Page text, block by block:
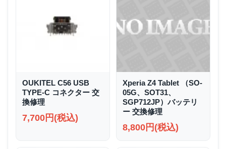
OUKITEL C56 USB
TYPE-C コネクター 交
換修理
7,700円(税込)
Xperia Z4 Tablet （SO-
05G、SOT31、
SGP712JP）バッテリ
ー 交換修理
8,800円(税込)